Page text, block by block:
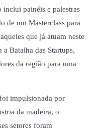
inclui painéis e palestras
de um Masterclass para
que já atuam neste
Batalha das Startups,
da região para uma
impulsionada por
da madeira, o
setores foram